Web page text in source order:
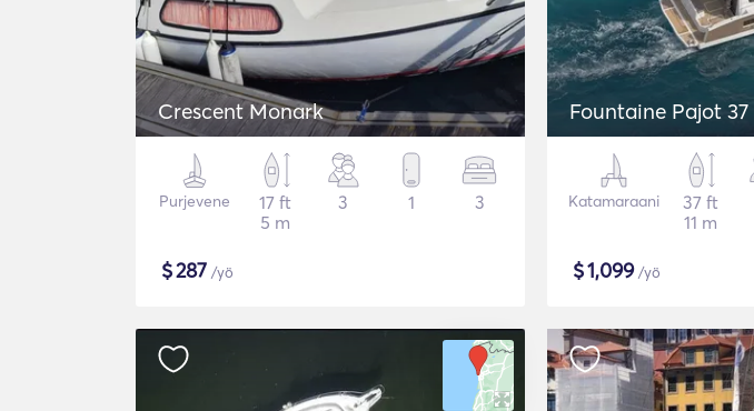
Crescent Monark
Purjevene
17 ft
5 m
3 1 3
$287 /yö
Fountaine Pajot 37
Katamaraani
37 ft
11 m
$1,099/yö